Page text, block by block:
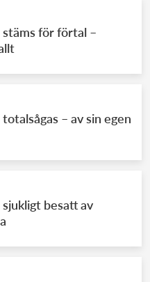
för förtal –
– av sin egen
besatt av